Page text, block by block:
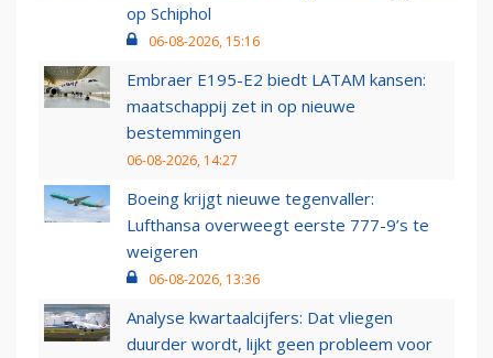
op Schiphol
06-08-2026, 15:16
Embraer E195-E2 biedt LATAM kansen:
maatschappij zet in op nieuwe
bestemmingen
06-08-2026, 14:27
Boeing krijgt nieuwe tegenvaller:
Lufthansa overweegt eerste 777-9’s te
weigeren
06-08-2026, 13:36
Analyse kwartaalcijfers: Dat vliegen
duurder wordt, lijkt geen probleem voor